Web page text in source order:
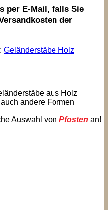
per E-Mail, falls Sie
der
Geländerstäbe Holz
aus Holz
andere Formen
Auswahl von Pfosten an!